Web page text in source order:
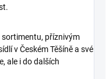
sortimentu, příznivým
v Českém Těšíně a své
ale i do dalších